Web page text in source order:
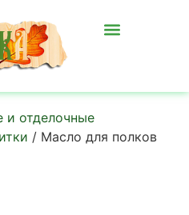
и отделочные
/ Масло для полков